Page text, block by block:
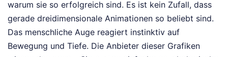
warum sie so erfolgreich sind. Es ist kein Zufall, dass
gerade dreidimensionale Animationen so beliebt sind.
Das menschliche Auge reagiert instinktiv auf
Bewegung und Tiefe. Die Anbieter dieser Grafiken